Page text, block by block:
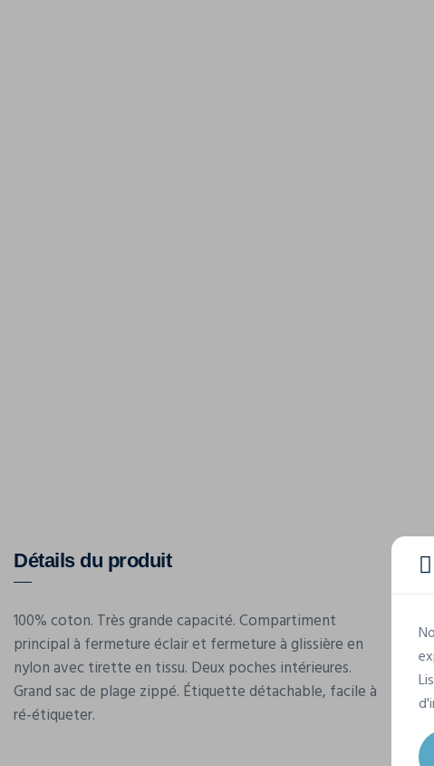
Détails du produit
100% coton. Très grande capacité. Compartiment
principal à fermeture éclair et fermeture à glissière en
nylon avec tirette en tissu. Deux poches intérieures.
Grand sac de plage zippé. Étiquette détachable, facile à
ré-étiqueter.